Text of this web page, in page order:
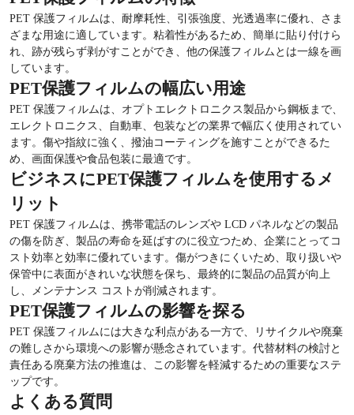
PET 保護フィルムは、耐摩耗性、引張強度、光透過率に優れ、さま
ざまな用途に適しています。粘着性があるため、簡単に貼り付けら
れ、跡が残らず剥がすことができ、他の保護フィルムとは一線を画
しています。
PET保護フィルムの幅広い用途
PET 保護フィルムは、オプトエレクトロニクス製品から鋼板まで、
エレクトロニクス、自動車、包装などの業界で幅広く使用されてい
ます。傷や指紋に強く、撥油コーティングを施すことができるた
め、画面保護や食品包装に最適です。
ビジネスにPET保護フィルムを使用するメ
リット
PET 保護フィルムは、携帯電話のレンズや LCD パネルなどの製品
の傷を防ぎ、製品の寿命を延ばすのに役立つため、企業にとってコ
スト効率と効率に優れています。傷がつきにくいため、取り扱いや
保管中に表面がきれいな状態を保ち、最終的に製品の品質が向上
し、メンテナンス コストが削減されます。
PET保護フィルムの影響を探る
PET 保護フィルムには大きな利点がある一方で、リサイクルや廃棄
の難しさから環境への影響が懸念されています。代替材料の検討と
責任ある廃棄方法の推進は、この影響を軽減するための重要なステ
ップです。
よくある質問